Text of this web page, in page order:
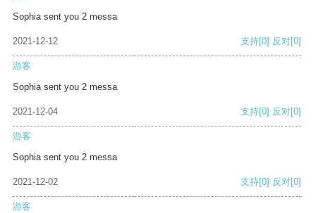
Sophia sent you 2 messa
2021-12-12 支持[0] 反对[0]
游客
Sophia sent you 2 messa
2021-12-04 支持[0] 反对[0]
游客
Sophia sent you 2 messa
2021-12-02 支持[0] 反对[0]
游客